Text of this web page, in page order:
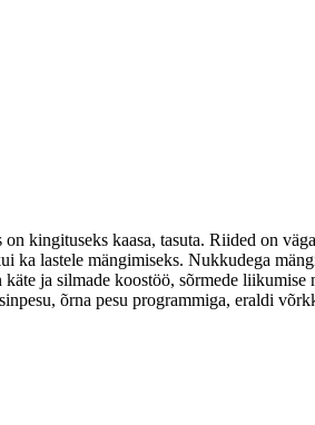
kingituseks kaasa, tasuta. Riided on
lastele mängimiseks. Nukkudega
ja silmade koostöö, sõrmede liikumise
õrna pesu programmiga, eraldi